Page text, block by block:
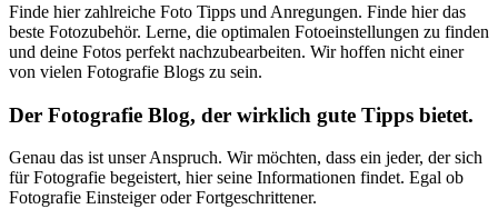
Finde hier zahlreiche Foto Tipps und Anregungen. Finde hier das
beste Fotozubehör. Lerne, die optimalen Fotoeinstellungen zu finden
und deine Fotos perfekt nachzubearbeiten. Wir hoffen nicht einer
von vielen Fotografie Blogs zu sein.
Der Fotografie Blog, der wirklich gute Tipps bietet.
Genau das ist unser Anspruch. Wir möchten, dass ein jeder, der sich
für Fotografie begeistert, hier seine Informationen findet. Egal ob
Fotografie Einsteiger oder Fortgeschrittener.